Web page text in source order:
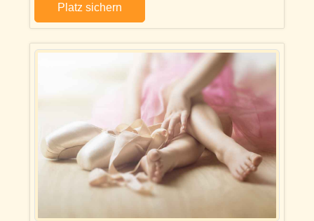
Platz sichern